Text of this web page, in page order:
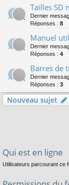
Tailles SD
Dernier
Réponses : 8
Manuel
Dernier
Réponses : 4
Barres de
Dernier
Réponses : 3
Nouveau sujet
Qui est en ligne
Utilisateurs parcourant ce